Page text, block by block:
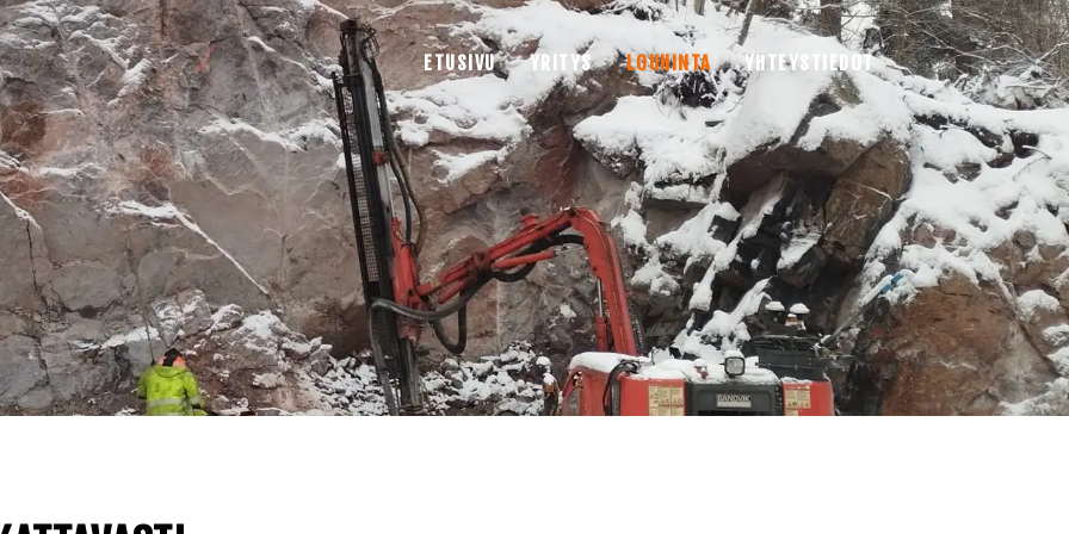
ETUSIVU YRITYS LOUHINTA YHTEYSTIEDOT